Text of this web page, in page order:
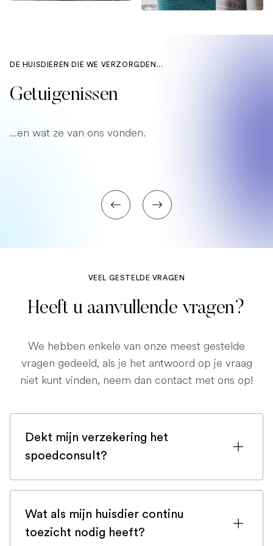
DE HUISDIEREN DIE WE VERZORGDEN...
Getuigenissen
...en wat ze van ons vonden.
VEEL GESTELDE VRAGEN
Heeft u aanvullende vragen?
We hebben enkele van onze meest gestelde
vragen gedeeld, als je het antwoord op je vraag
niet kunt vinden, neem dan contact met ons op!
Dekt mijn verzekering het
spoedconsult?
Als u bent ingeschreven bij een
dat een spoedconsult wordt gedekt.
Maar controleer voor de zekerheid uw
Wat als mijn huisdier continu
toezicht nodig heeft?